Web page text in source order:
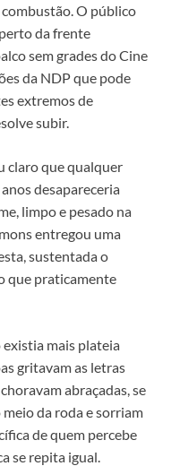
O público
da frente
sem grades do Cine
da NDP que pode
extremos de
subir.
claro que qualquer
desapareceria
limpo e pesado na
entregou uma
sustentada o
que praticamente
existia mais plateia
gritavam as letras
abraçadas, se
meio da roda e sorriam
de quem percebe
se repita igual.